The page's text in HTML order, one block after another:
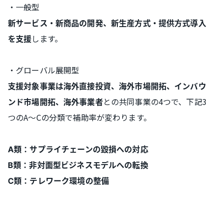
・一般型
新サービス・新商品の開発、新生産方式・提供方式導入
を支援します。
・グローバル展開型
支援対象事業は海外直接投資、海外市場開拓、インバウ
ンド市場開拓、海外事業者との共同事業の4つで、下記3
つのA～Cの分類で補助率が変わります。
A類：サプライチェーンの毀損への対応
B類：非対面型ビジネスモデルへの転換
C類：テレワーク環境の整備